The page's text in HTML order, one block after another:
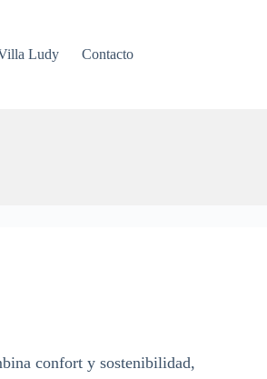
Ludy Contacto
confort y sostenibilidad,